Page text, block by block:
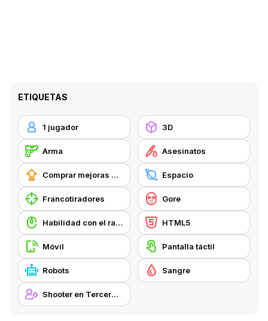
ETIQUETAS
1 jugador 3D
Arma Asesinatos
Comprar mejoras de equipamiento Espacio
Francotiradores Gore
Habilidad con el ratón HTML5
Móvil Pantalla táctil
Robots Sangre
Shooter en Tercera Persona